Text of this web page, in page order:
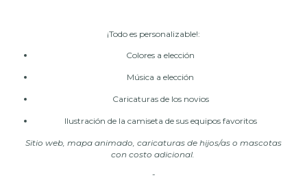
¡Todo es personalizable!:
Colores a elección
Música a elección
Caricaturas de los novios
Ilustración de la camiseta de sus equipos favoritos
Sitio web, mapa animado, caricaturas de hijos/as o mascotas
con costo adicional.
-